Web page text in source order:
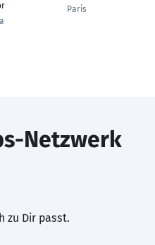
Paris
Netzwerk
zu Dir passt.